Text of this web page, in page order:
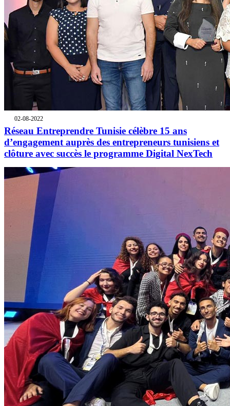
02-08-2022
Réseau Entreprendre Tunisie célèbre 15 ans
d’engagement auprès des entrepreneurs tunisiens et
clôture avec succès le programme Digital NexTech